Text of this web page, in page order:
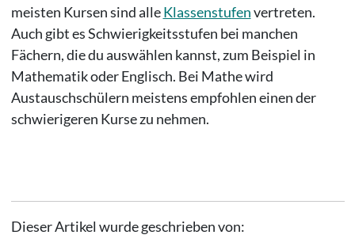
meisten Kursen sind alleKlassenstufenvertreten.
Auch gibt es Schwierigkeitsstufen bei manchen
Fächern, die du auswählen kannst, zum Beispiel in
Mathematik oder Englisch. Bei Mathe wird
Austauschschülern meistens empfohlen einen der
schwierigeren Kurse zu nehmen.
Dieser Artikel wurde geschrieben von: